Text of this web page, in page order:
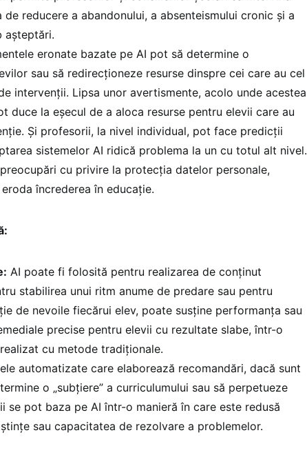
de reducere a abandonului, a absenteismului cronic și a
așteptări.
eronate bazate pe AI pot să determine o
sau să redirecționeze resurse dinspre cei care au cel
intervenții. Lipsa unor avertismente, acolo unde acestea
duce la eșecul de a aloca resurse pentru elevii care au
Și profesorii, la nivel individual, pot face predicții
sistemelor AI ridică problema la un cu totul alt nivel.
cu privire la protecția datelor personale,
încrederea în educație.
AI poate fi folosită pentru realizarea de conținut
stabilirea unui ritm anume de predare sau pentru
de nevoile fiecărui elev, poate susține performanța sau
precise pentru elevii cu rezultate slabe, într-o
cu metode tradiționale.
automatizate care elaborează recomandări, dacă sunt
o „subțiere” a curriculumului sau să perpetueze
se pot baza pe AI într-o manieră în care este redusă
sau capacitatea de rezolvare a problemelor.